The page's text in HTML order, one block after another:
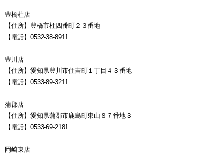
豊橋柱店
【住所】豊橋市柱四番町２３番地
【電話】0532-38-8911
豊川店
【住所】愛知県豊川市住吉町１丁目４３番地
【電話】0533-89-3211
蒲郡店
【住所】愛知県蒲郡市鹿島町東山８７番地３
【電話】0533-69-2181
岡崎東店